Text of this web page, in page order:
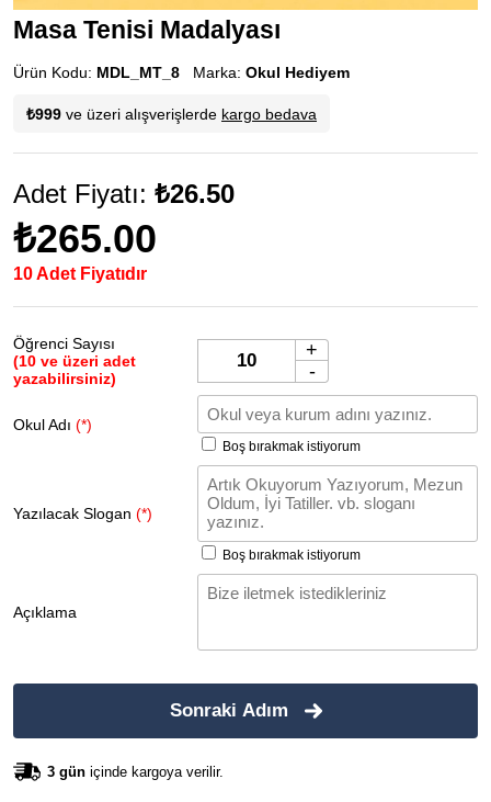
Masa Tenisi Madalyası
Ürün Kodu: MDL_MT_8 Marka: Okul Hediyem
₺999 ve üzeri alışverişlerde kargo bedava
Adet Fiyatı: ₺26.50
₺265.00
10 Adet Fiyatıdır
Öğrenci Sayısı
(10 ve üzeri adet
yazabilirsiniz)
+
-
Okul Adı (*)
Boş bırakmak istiyorum
Yazılacak Slogan (*)
Boş bırakmak istiyorum
Açıklama
Sonraki Adım
3 gün içinde kargoya verilir.